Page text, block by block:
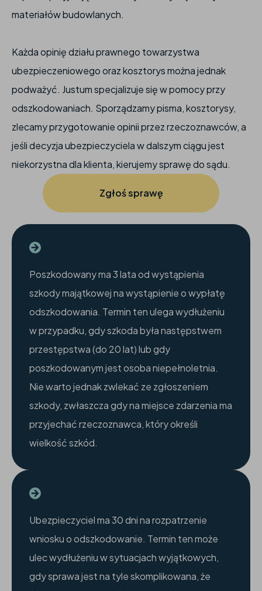
materiałów budowlanych.
Każda opinię działu prawnego towarzystwa
ubezpieczeniowego oraz kosztorys można jednak
podważyć. Justum specjalizuje się w pomocy przy
odszkodowaniach. Sporządzamy pisma, kosztorysy,
zlecamy przygotowanie opinii przez rzeczoznawców, a
jeśli decyzja ubezpieczyciela w dalszym ciągu jest
niekorzystna dla klienta, kierujemy sprawę do sądu.
Zgłoś sprawę
Poszkodowany ma 3 lata od wystąpienia
szkody majątkowej na wystąpienie o wypłatę
odszkodowania. Termin ten ulega wydłużeniu
w przypadku, gdy szkoda była następstwem
przestępstwa (do 20 lat) lub gdy
poszkodowanym jest osoba niepełnoletnia.
Nie warto jednak zwlekać ze zgłoszeniem
szkody, zwłaszcza gdy na miejsce zdarzenia ma
przyjechać rzeczoznawca, który określi
wielkość szkód.
Ubezpieczyciel ma 30 dni na rozpatrzenie
wniosku o odszkodowanie. Termin ten może
ulec wydłużeniu w sytuacjach wyjątkowych,
gdy sprawa jest na tyle skomplikowana, że